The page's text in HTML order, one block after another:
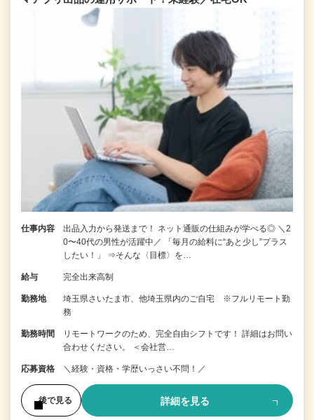
仕事内容
出品入力から発送まで！ ネット通販の仕組みが学べる◎ ＼2
0〜40代の男性が活躍中／ 「毎月の給料に“あと少し”プラス
したい！」 ⇒そんな〈目標〉を…
給与 完全出来高制
勤務地
埼玉県さいたま市、他埼玉県内のご自宅 ※フルリモート勤
務
勤務時間
リモートワークのため、完全自由シフトです！ 詳細はお問い
合わせください。 ＜会社営…
応募資格 ＼経験・資格・学歴いっさい不問！／
後で見る 詳細を見る